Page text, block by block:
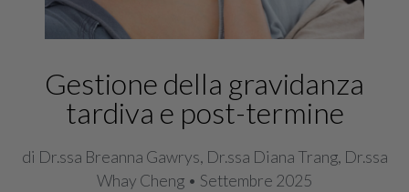
Gestione della gravidanza
tardiva e post-termine
di Dr.ssa Breanna Gawrys, Dr.ssa Diana Trang, Dr.ssa
Whay Cheng • Settembre 2025